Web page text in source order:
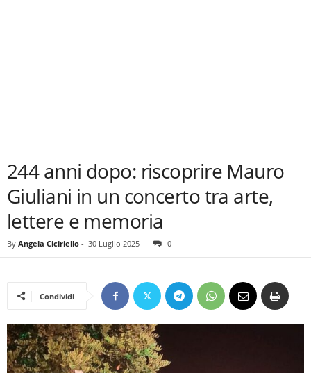
244 anni dopo: riscoprire Mauro
Giuliani in un concerto tra arte,
lettere e memoria
By Angela Ciciriello - 30 Luglio 2025 0
Condividi